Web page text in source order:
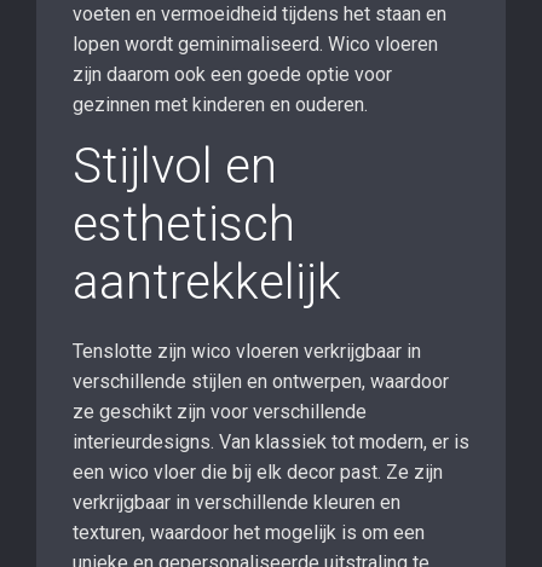
voeten en vermoeidheid tijdens het staan en
lopen wordt geminimaliseerd. Wico vloeren
zijn daarom ook een goede optie voor
gezinnen met kinderen en ouderen.
Stijlvol en
esthetisch
aantrekkelijk
Tenslotte zijn wico vloeren verkrijgbaar in
verschillende stijlen en ontwerpen, waardoor
ze geschikt zijn voor verschillende
interieurdesigns. Van klassiek tot modern, er is
een wico vloer die bij elk decor past. Ze zijn
verkrijgbaar in verschillende kleuren en
texturen, waardoor het mogelijk is om een ​​